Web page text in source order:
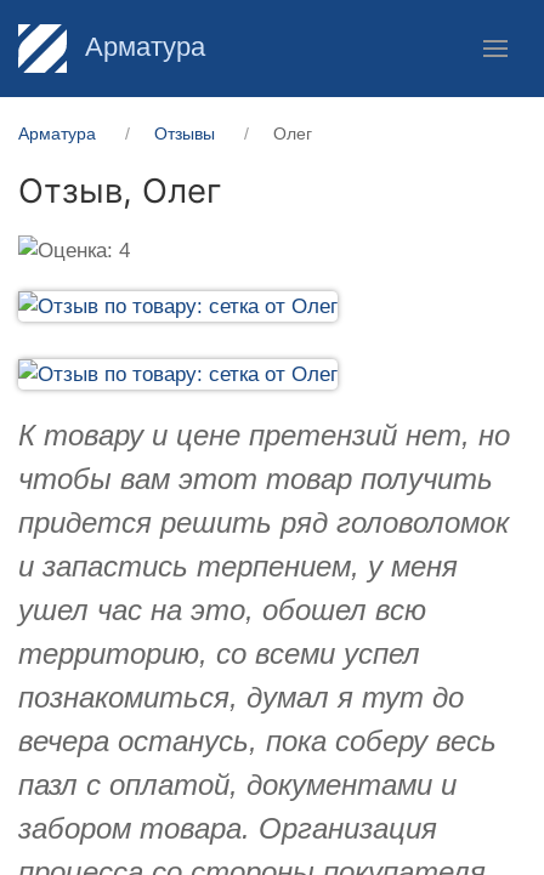
Арматура
Арматура Отзывы Олег
Отзыв, Олег
К товару и цене претензий нет, но
чтобы вам этот товар получить
придется решить ряд головоломок
и запастись терпением, у меня
ушел час на это, обошел всю
территорию, со всеми успел
познакомиться, думал я тут до
вечера останусь, пока соберу весь
пазл с оплатой, документами и
забором товара. Организация